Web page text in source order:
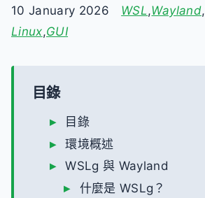
10 January 2026 WSL,Wayland,
Linux,GUI
目錄
目錄
環境概述
WSLg 與 Wayland
什麼是 WSLg？